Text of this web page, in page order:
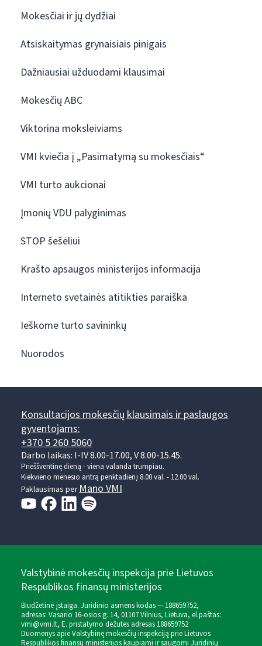
Mokesčiai ir jų dydžiai
Atsiskaitymas grynaisiais pinigais
Dažniausiai užduodami klausimai
Mokesčių ABC
Viktorina moksleiviams
VMI kviečia į „Pasimatymą su mokesčiais“
VMI turto aukcionai
Įmonių VDU palyginimas
STOP šešėliui
Krašto apsaugos ministerijos informacija
Interneto svetainės atitikties paraiška
Ieškome turto savininkų
Nuorodos
Konsultacijos mokesčių klausimais ir paslaugos
gyventojams:
+370 5 260 5060
Darbo laikas: I-IV 8.00-17.00, V 8.00-15.45.
Prieššventinę dieną - viena valanda trumpiau.
Kiekvieno mėnesio antrą penktadienį 8.00 val. - 12.00 val.
Paklausimas perMano VMI
Valstybinė mokesčių inspekcija prie Lietuvos
Respublikos finansų ministerijos
Biudžetinė įstaiga. Juridinio asmens kodas — 188659752,
adresas: Vasario 16-osios g. 14, 01107 Vilnius, Lietuva, el.paštas:
vmi@vmi.lt, E. pristatymo dėžutės adresas 188659752
Duomenys apie Valstybinę mokesčių inspekciją prie Lietuvos
Respublikos finansų ministerijos kaupiami ir saugomi Juridinių